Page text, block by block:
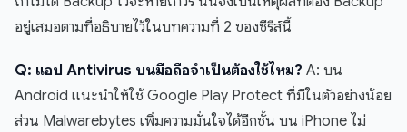
อยู่เสมอตามที่อธิบายไว้ในบทความที่ 2 ของซีรีส์นี้
Q: แอป Antivirus บนมือถือจำเป็นต้องใช้ไหม? A: บน
Android แนะนำให้ใช้ Google Play Protect ที่มีในตัวอย่างน้อย
ส่วน Malwarebytes เพิ่มความมั่นใจได้อีกชั้น บน iPhone ไม่